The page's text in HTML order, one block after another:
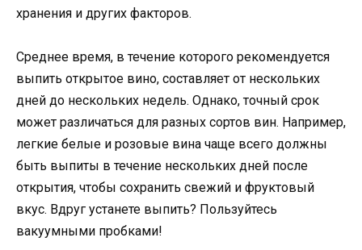
хранения и других факторов.
Среднее время, в течение которого рекомендуется
выпить открытое вино, составляет от нескольких
дней до нескольких недель. Однако, точный срок
может различаться для разных сортов вин. Например,
легкие белые и розовые вина чаще всего должны
быть выпиты в течение нескольких дней после
открытия, чтобы сохранить свежий и фруктовый
вкус. Вдруг устанете выпить? Пользуйтесь
вакуумными пробками!